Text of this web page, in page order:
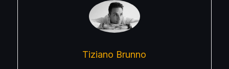
Tiziano Brunno